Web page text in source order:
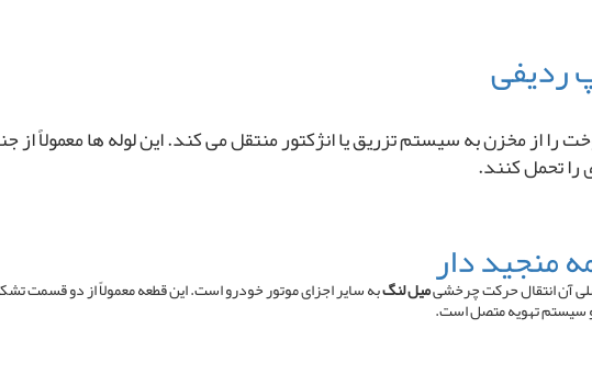
مخزن به سیستم تزریق یا انژکتور منتقل می ‌کند. این لوله‌ ها معمولاً از
تحمل کنند.
آن انتقال حرکت چرخشیمیل لنگبه سایر اجزای موتور خودرو است. این قطعه معمولاً از دو قسمت
سیستم تهویه متصل است.